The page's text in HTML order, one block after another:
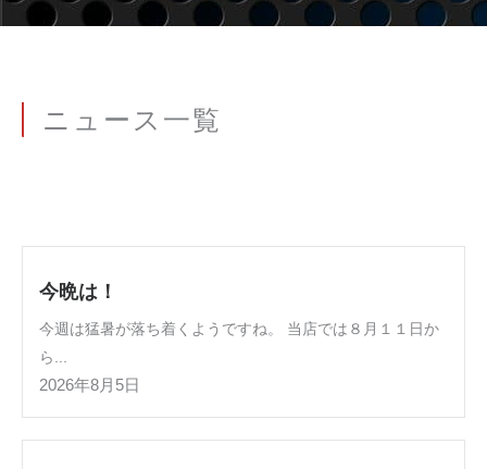
ニュース一覧
今晩は！
今週は猛暑が落ち着くようですね。 当店では８月１１日か
ら...
2026年8月5日